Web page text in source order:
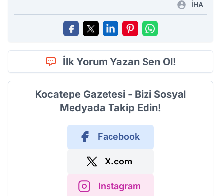
İHA
İlk Yorum Yazan Sen Ol!
Kocatepe Gazetesi - Bizi Sosyal
Medyada Takip Edin!
Facebook
X.com
Instagram